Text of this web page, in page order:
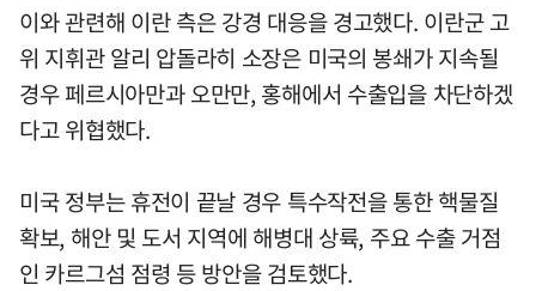
이와 관련해 이란 측은 강경 대응을 경고했다. 이란군 고
위 지휘관 알리 압돌라히 소장은 미국의 봉쇄가 지속될
경우 페르시아만과 오만만, 홍해에서 수출입을 차단하겠
다고 위협했다.
미국 정부는 휴전이 끝날 경우 특수작전을 통한 핵물질
확보, 해안 및 도서 지역에 해병대 상륙, 주요 수출 거점
인 카르그섬 점령 등 방안을 검토했다.